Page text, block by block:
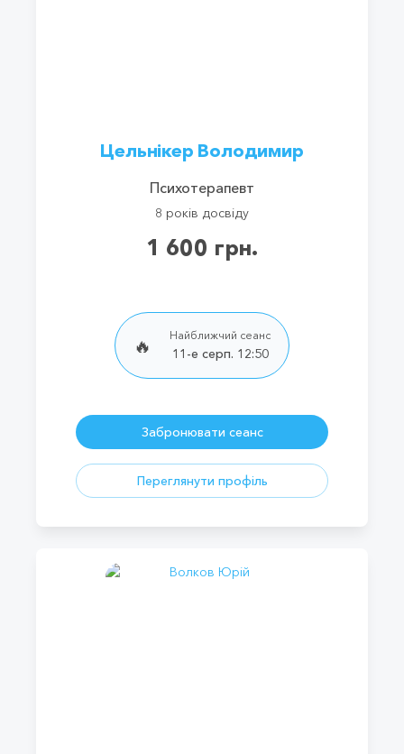
Цельнікер Володимир
Психотерапевт
8 років досвіду
1 600 грн.
🔥
Найближчий сеанс
11-е серп. 12:50
Забронювати сеанс
Переглянути профіль